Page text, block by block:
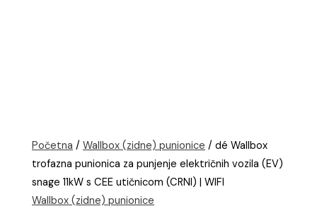
Početna /Wallbox (zidne) punionice / dé Wallbox
trofazna punionica za punjenje električnih vozila (EV)
snage 11kW s CEE utičnicom (CRNI) | WIFI
Wallbox (zidne) punionice